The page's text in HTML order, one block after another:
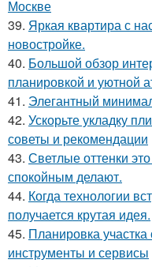
Москве
39. Яркая квартира с
новостройке.
40. Большой обзор
планировкой и уютной
41. Элегантный
42. Ускорьте укладку
советы и рекомендации
43. Светлые оттенки
спокойным делают.
44. Когда технологии
получается крутая идея.
45. Планировка
инструменты и сервисы